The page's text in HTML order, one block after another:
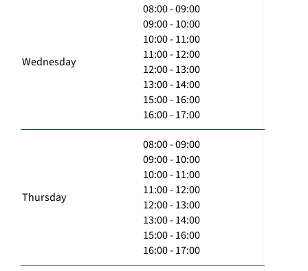
Wednesday
08:00 - 09:00
09:00 - 10:00
10:00 - 11:00
11:00 - 12:00
12:00 - 13:00
13:00 - 14:00
15:00 - 16:00
16:00 - 17:00
Thursday
08:00 - 09:00
09:00 - 10:00
10:00 - 11:00
11:00 - 12:00
12:00 - 13:00
13:00 - 14:00
15:00 - 16:00
16:00 - 17:00